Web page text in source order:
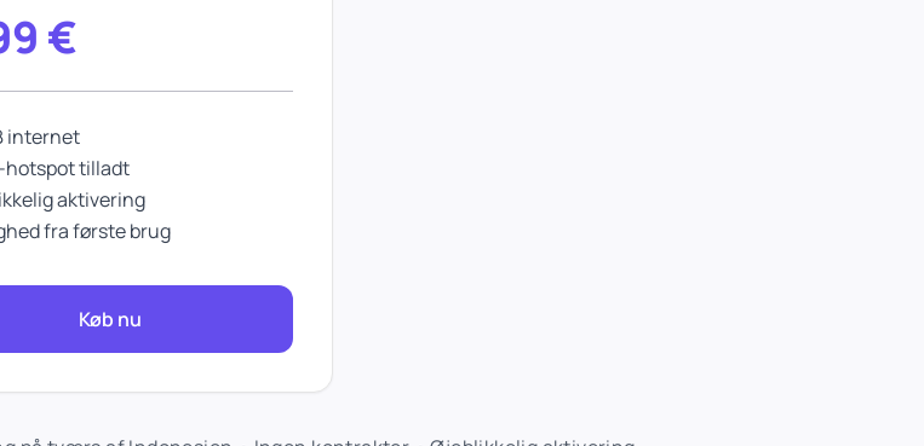
€
internet
hotspot tilladt
aktivering
fra første brug
Køb nu